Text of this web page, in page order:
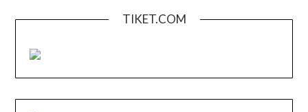
TIKET.COM